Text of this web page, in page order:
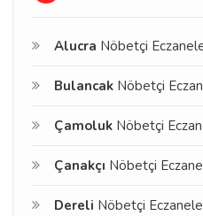
Alucra Nöbetçi
Bulancak Nöbetçi
Çamoluk Nöbetçi
Çanakçı Nöbetçi
Dereli Nöbetçi